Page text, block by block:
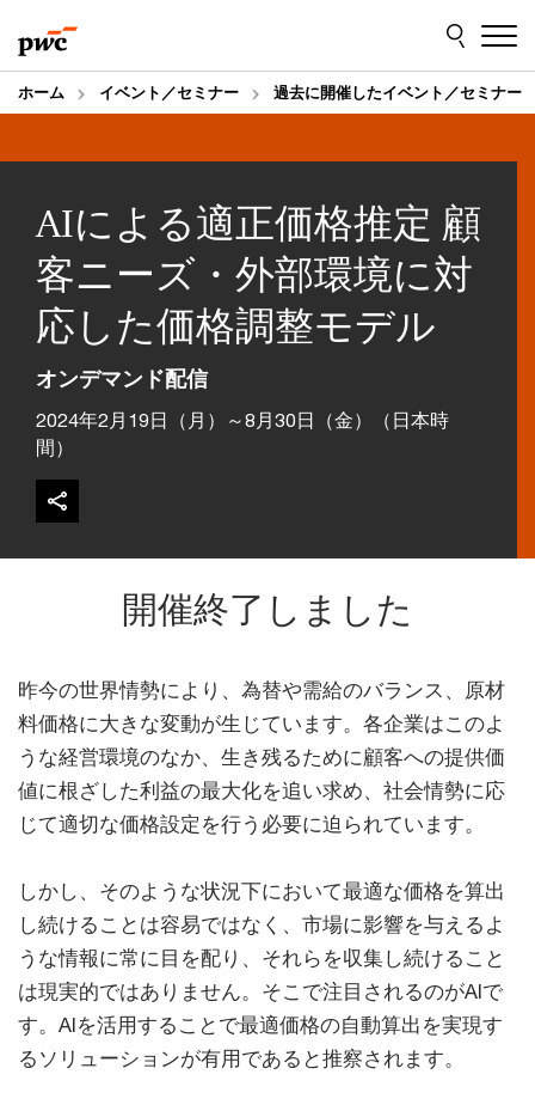
to
content
to
footer
ホーム イベント／セミナー 過去に開催したイベント／セミナー
AIによる適正価格推定 顧
客ニーズ・外部環境に対
応した価格調整モデル
オンデマンド配信
2024年2月19日（月）～8月30日（金）（日本時
間）
開催終了しました
昨今の世界情勢により、為替や需給のバランス、原材
料価格に大きな変動が生じています。各企業はこのよ
うな経営環境のなか、生き残るために顧客への提供価
値に根ざした利益の最大化を追い求め、社会情勢に応
じて適切な価格設定を行う必要に迫られています。
しかし、そのような状況下において最適な価格を算出
し続けることは容易ではなく、市場に影響を与えるよ
うな情報に常に目を配り、それらを収集し続けること
は現実的ではありません。そこで注目されるのがAIで
す。AIを活用することで最適価格の自動算出を実現す
るソリューションが有用であると推察されます。